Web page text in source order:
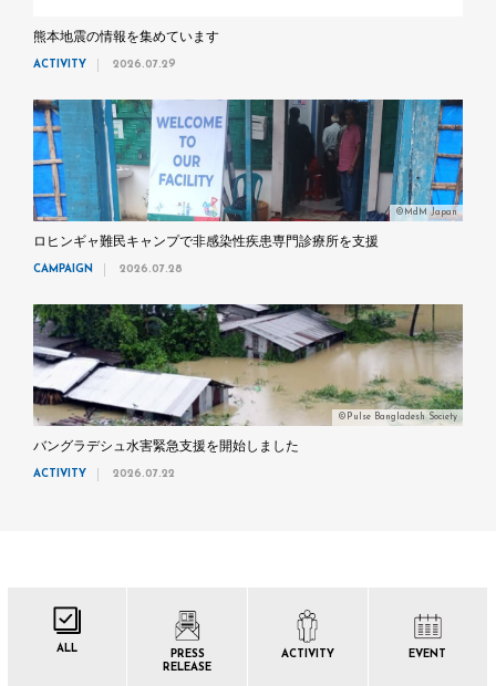
熊本地震の情報を集めています
ACTIVITY 2026.07.29
©MdM Japan
ロヒンギャ難民キャンプで非感染性疾患専門診療所を支援
CAMPAIGN 2026.07.28
©Pulse Bangladesh Society
バングラデシュ水害緊急支援を開始しました
ACTIVITY 2026.07.22
ALL
PRESS
RELEASE
ACTIVITY EVENT